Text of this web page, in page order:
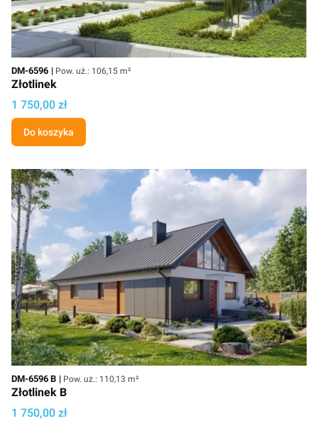
Kod
DM-6596 Powierzchnia użytkowa
Pow. uż.: 106,15 m²
Złotlinek
Cena projektu
1 750,00 zł
Do koszyka
Kod
DM-6596 B Powierzchnia użytkowa
Pow. uż.: 110,13 m²
Złotlinek B
Cena projektu
1 750,00 zł